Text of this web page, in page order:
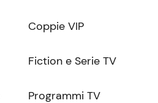
Coppie VIP
Fiction e Serie TV
Programmi TV